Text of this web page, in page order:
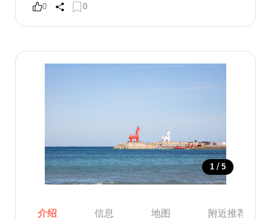
0 0
1 / 5
介绍 信息 地图 附近推荐景点